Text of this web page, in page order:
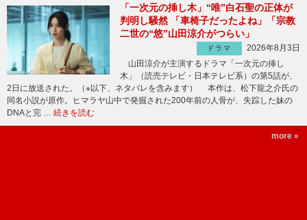
「一次元の挿し木」“唯”白石聖の正体が
判明し騒然 「車椅子だったよね」「宗教
二世の“悠”山田涼介がつらい」
ドラマ
2026年8月3日
山田涼介が主演するドラマ「一次元の挿し
木」（読売テレビ・日本テレビ系）の第5話が、
2日に放送された。（※以下、ネタバレを含みます） 本作は、松下龍之介氏の
同名小説が原作。ヒマラヤ山中で発掘された200年前の人骨が、失踪した妹の
DNAと完 … 続きを読む
more »